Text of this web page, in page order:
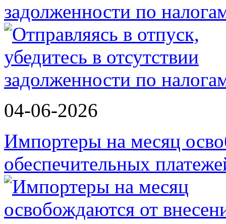
задолженности по
04-06-2026
Импортеры на месяц
обеспечительных